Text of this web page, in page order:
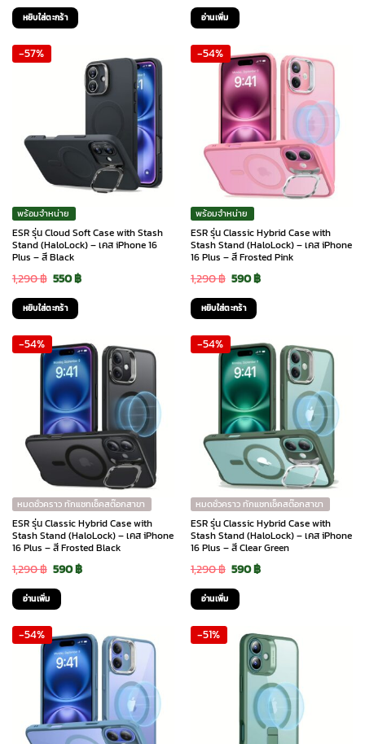
price
was:
590 ฿.
หยิบใส่ตะกร้า
price
was:
1,290 ฿.590 ฿.
อ่านเพิ่ม
-57%
พร้อมจำหน่าย
ESR รุ่น Cloud Soft Case with Stash
Stand (HaloLock) – เคส iPhone 16
Plus – สี Black
1,290฿ Original
price
was:
1,290 ฿.
550฿Current
550 ฿.
หยิบใส่ตะกร้า
-54%
พร้อมจำหน่าย
ESR รุ่น Classic Hybrid Case with
Stash Stand (HaloLock) – เคส iPhone
16 Plus – สี Frosted Pink
1,290฿ Original
price
was:
1,290 ฿.
590฿Current
590 ฿.
หยิบใส่ตะกร้า
-54%
หมดชั่วคราว ทักแชทเช็คสต๊อกสาขา
ESR รุ่น Classic Hybrid Case with
Stash Stand (HaloLock) – เคส iPhone
16 Plus – สี Frosted Black
1,290฿ Original
price
was:
1,290 ฿.
590฿Current
590 ฿.
อ่านเพิ่ม
-54%
หมดชั่วคราว ทักแชทเช็คสต๊อกสาขา
ESR รุ่น Classic Hybrid Case with
Stash Stand (HaloLock) – เคส iPhone
16 Plus – สี Clear Green
1,290฿ Original
price
was:
1,290 ฿.
590฿Current
590 ฿.
อ่านเพิ่ม
-54% -51%